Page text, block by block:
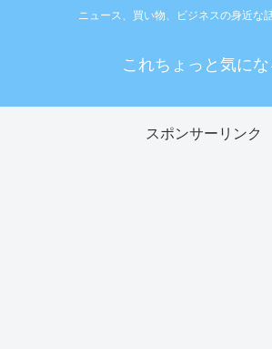
ニュース、買い物、ビジネスの身近な
これちょっと気にな
スポンサーリンク